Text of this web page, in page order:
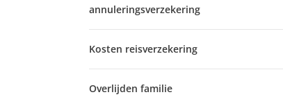
annuleringsverzekering
Kosten reisverzekering
Overlijden familie